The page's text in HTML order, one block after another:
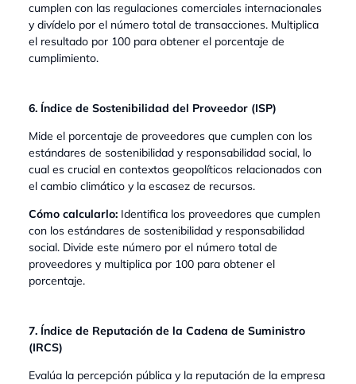
cumplen con las regulaciones comerciales internacionales
y divídelo por el número total de transacciones. Multiplica
el resultado por 100 para obtener el porcentaje de
cumplimiento.
6. Índice de Sostenibilidad del Proveedor (ISP)
Mide el porcentaje de proveedores que cumplen con los
estándares de sostenibilidad y responsabilidad social, lo
cual es crucial en contextos geopolíticos relacionados con
el cambio climático y la escasez de recursos.
Cómo calcularlo: Identifica los proveedores que cumplen
con los estándares de sostenibilidad y responsabilidad
social. Divide este número por el número total de
proveedores y multiplica por 100 para obtener el
porcentaje.
7. Índice de Reputación de la Cadena de Suministro
(IRCS)
Evalúa la percepción pública y la reputación de la empresa